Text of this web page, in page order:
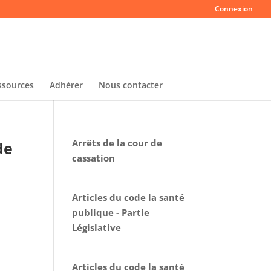
Connexion
Adhérer Nous contacter
Arrêts de la cour de
cassation
Articles du code la santé
publique - Partie
Législative
Articles du code la santé